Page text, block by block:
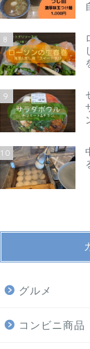
8
9
10
グルメ
コンビニ商品